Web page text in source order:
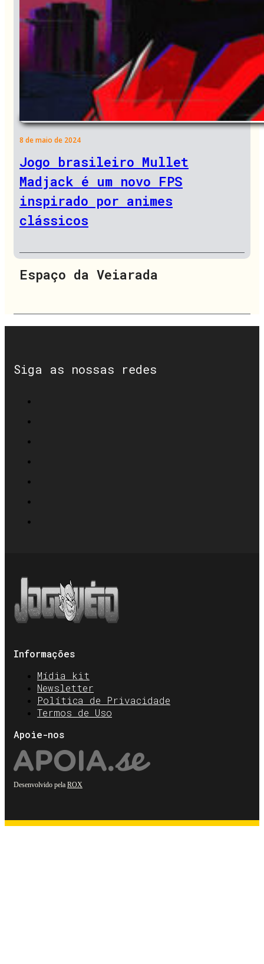
8 de maio de 2024
Jogo brasileiro Mullet
Madjack é um novo FPS
inspirado por animes
clássicos
Espaço da Veiarada
Siga as nossas redes
Informações
Mídia kit
Newsletter
Política de Privacidade
Termos de Uso
Apoie-nos
Desenvolvido pela ROX